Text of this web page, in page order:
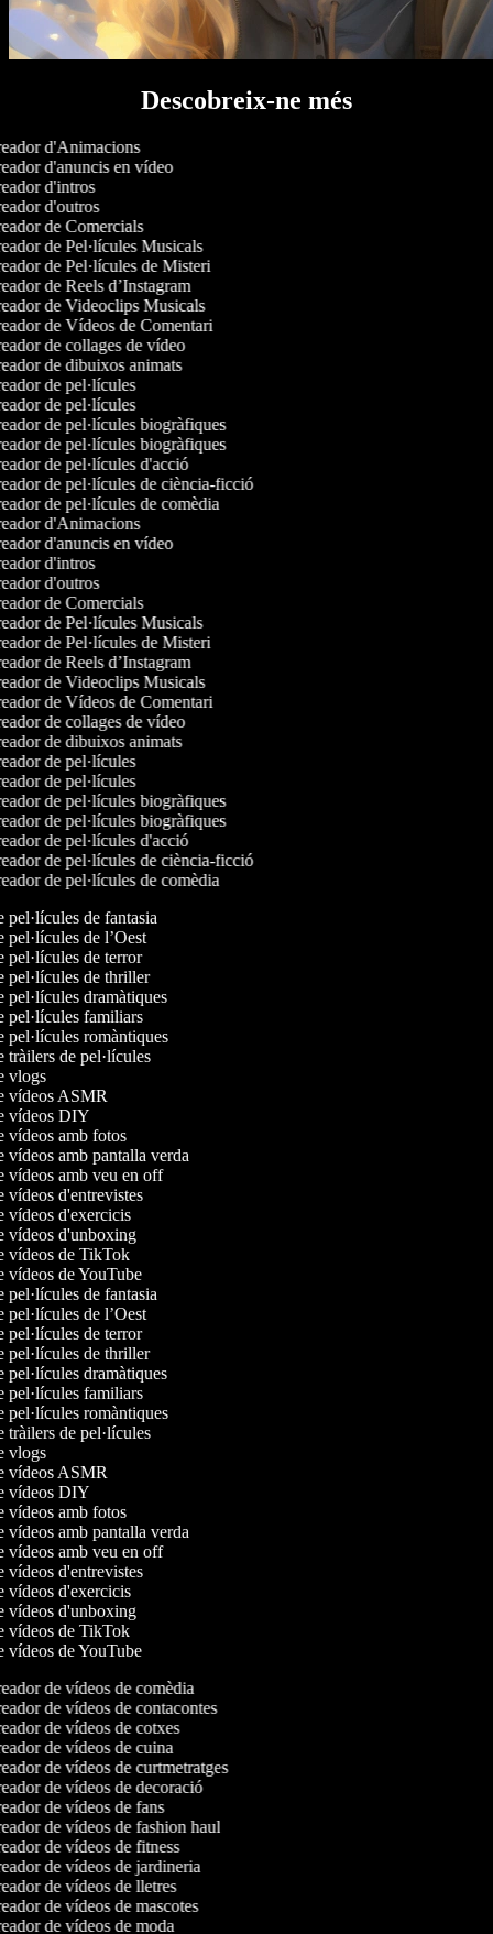
Descobreix-ne més
d'Animacions
d'anuncis en vídeo
d'intros
d'outros
de Comercials
de Pel·lícules Musicals
de Pel·lícules de Misteri
de Reels d’Instagram
de Videoclips Musicals
de Vídeos de Comentari
de collages de vídeo
de dibuixos animats
de pel·lícules
de pel·lícules
de pel·lícules biogràfiques
de pel·lícules biogràfiques
de pel·lícules d'acció
de pel·lícules de ciència-ficció
de pel·lícules de comèdia
d'Animacions
d'anuncis en vídeo
d'intros
d'outros
de Comercials
de Pel·lícules Musicals
de Pel·lícules de Misteri
de Reels d’Instagram
de Videoclips Musicals
de Vídeos de Comentari
de collages de vídeo
de dibuixos animats
de pel·lícules
de pel·lícules
de pel·lícules biogràfiques
de pel·lícules biogràfiques
de pel·lícules d'acció
de pel·lícules de ciència-ficció
de pel·lícules de comèdia
pel·lícules de fantasia
pel·lícules de l’Oest
pel·lícules de terror
pel·lícules de thriller
pel·lícules dramàtiques
pel·lícules familiars
pel·lícules romàntiques
tràilers de pel·lícules
vlogs
vídeos ASMR
vídeos DIY
vídeos amb fotos
vídeos amb pantalla verda
vídeos amb veu en off
vídeos d'entrevistes
vídeos d'exercicis
vídeos d'unboxing
vídeos de TikTok
vídeos de YouTube
pel·lícules de fantasia
pel·lícules de l’Oest
pel·lícules de terror
pel·lícules de thriller
pel·lícules dramàtiques
pel·lícules familiars
pel·lícules romàntiques
tràilers de pel·lícules
vlogs
vídeos ASMR
vídeos DIY
vídeos amb fotos
vídeos amb pantalla verda
vídeos amb veu en off
vídeos d'entrevistes
vídeos d'exercicis
vídeos d'unboxing
vídeos de TikTok
vídeos de YouTube
de vídeos de comèdia
de vídeos de contacontes
de vídeos de cotxes
de vídeos de cuina
de vídeos de curtmetratges
de vídeos de decoració
de vídeos de fans
de vídeos de fashion haul
de vídeos de fitness
de vídeos de jardineria
de vídeos de lletres
de vídeos de mascotes
de vídeos de moda